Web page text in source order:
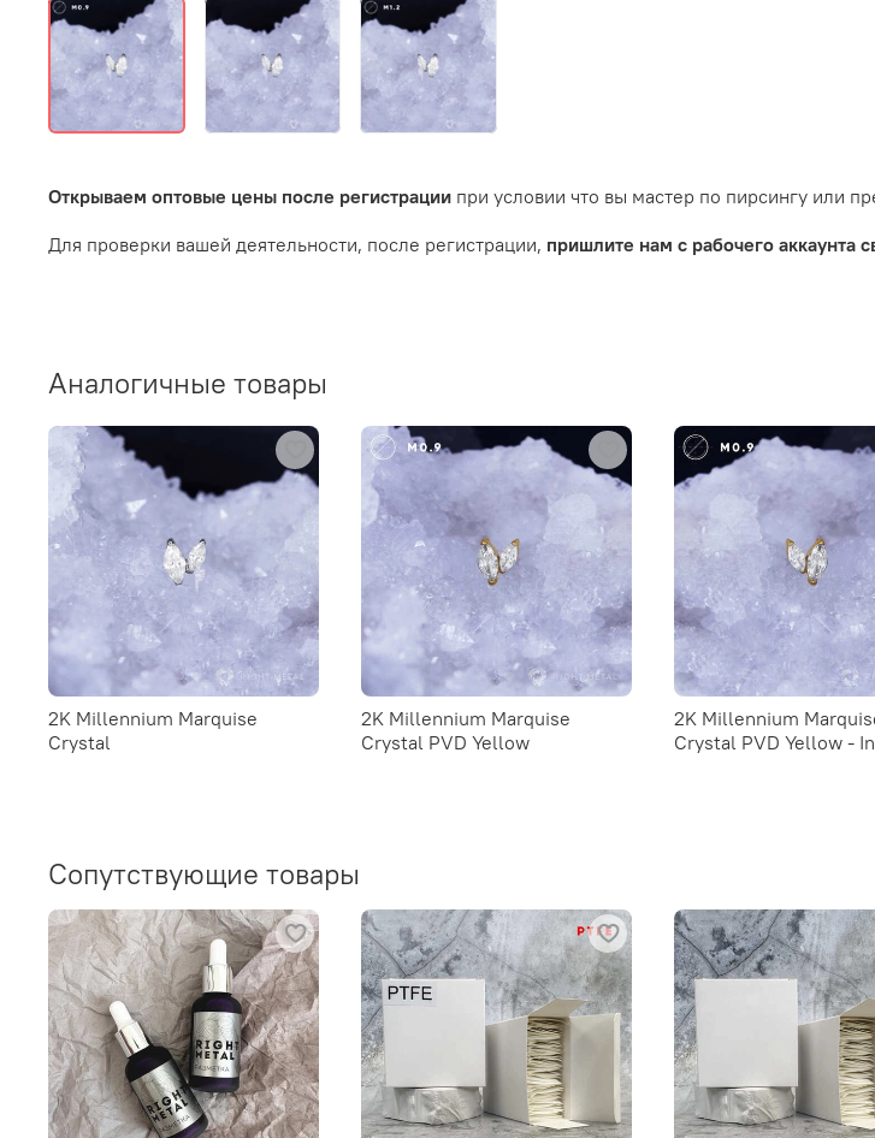
Открываем оптовые цены после регистрации при условии что вы мастер по пирсингу или
Для проверки вашей деятельности, после регистрации, пришлите нам с рабочего аккаунта
Аналогичные товары
2K Millennium Marquise
Crystal
2K Millennium Marquise
Crystal PVD Yellow
2K Millennium
Crystal PVD Yellow -
Сопутствующие товары